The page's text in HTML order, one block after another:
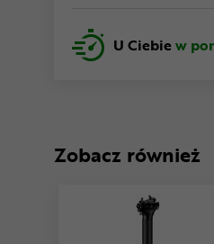
U Ciebiew
Zobacz również